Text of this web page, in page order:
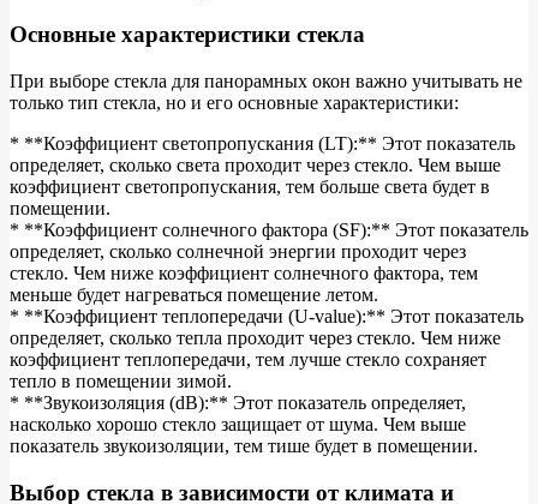
Основные характеристики стекла
При выборе стекла для панорамных окон важно учитывать не
только тип стекла, но и его основные характеристики:
* **Коэффициент светопропускания (LT):** Этот показатель
определяет, сколько света проходит через стекло. Чем выше
коэффициент светопропускания, тем больше света будет в
помещении.
* **Коэффициент солнечного фактора (SF):** Этот показатель
определяет, сколько солнечной энергии проходит через
стекло. Чем ниже коэффициент солнечного фактора, тем
меньше будет нагреваться помещение летом.
* **Коэффициент теплопередачи (U-value):** Этот показатель
определяет, сколько тепла проходит через стекло. Чем ниже
коэффициент теплопередачи, тем лучше стекло сохраняет
тепло в помещении зимой.
* **Звукоизоляция (dB):** Этот показатель определяет,
насколько хорошо стекло защищает от шума. Чем выше
показатель звукоизоляции, тем тише будет в помещении.
Выбор стекла в зависимости от климата и